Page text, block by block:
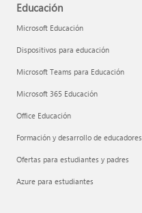
Educación
Microsoft Educación
Dispositivos para educación
Microsoft Teams para Educación
Microsoft 365 Educación
Office Educación
Formación y desarrollo de educadores
Ofertas para estudiantes y padres
Azure para estudiantes